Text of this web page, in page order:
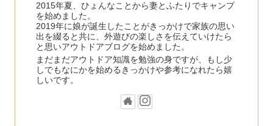
2015年夏、ひょんなことから妻とふたりでキャンプ
を始めました。
2019年に娘が誕生したことがきっかけで家族の思い
出を綴ると共に、外遊びの楽しさを伝えていけたら
と思いアウトドアブログを始めました。
まだまだアウトドア知識を勉強の身ですが、もし少
しでもなにかを始めるきっかけや参考になれたら嬉
しいです。